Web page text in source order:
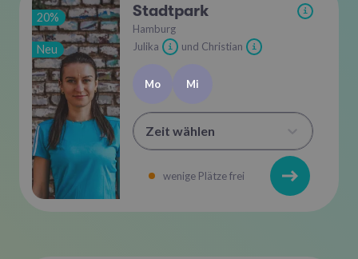
20%
Neu
Stadtpark i
Hamburg
Julika
i und Christian i
Mo Mi
Zeit wählen
wenige Plätze frei